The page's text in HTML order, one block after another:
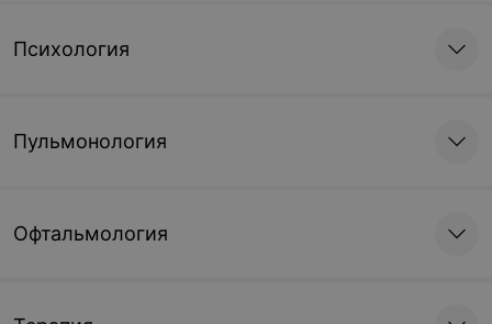
Психология
Пульмонология
Офтальмология